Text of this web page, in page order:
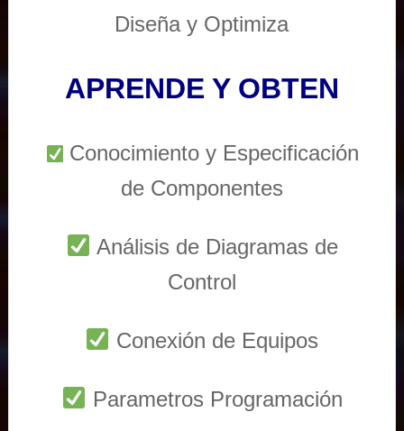
Diseña y Optimiza
APRENDE Y OBTEN
Conocimiento y Especificación
de Componentes
Análisis de Diagramas de
Control
Conexión de Equipos
Parametros Programación